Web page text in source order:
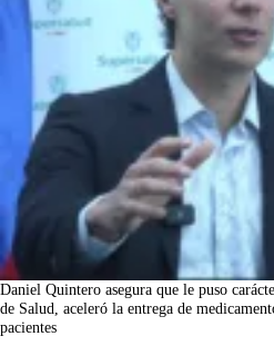
Daniel Quintero asegura que le puso
de Salud, aceleró la entrega de
pacientes